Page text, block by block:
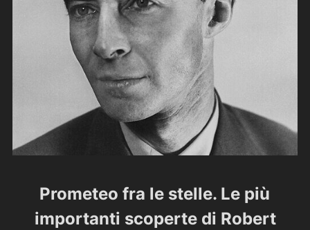
Prometeo fra le stelle. Le più
importanti scoperte di Robert